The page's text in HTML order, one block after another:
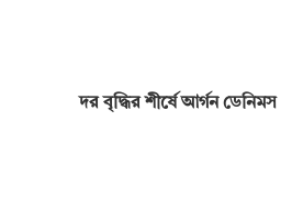
দর বৃদ্ধির শীর্ষে আর্গন ডেনিমস